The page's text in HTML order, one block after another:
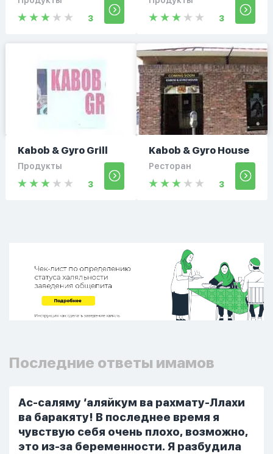
3
3
Kabob & Gyro Grill
Продукты
3
Kabob & Gyro House
Ресторан
3
Последние ответы имамов
Ас-саляму ‘аляйкум ва рахмату-Ллахи
ва баракяту! В последнее время я
чувствую себя очень плохо, возможно,
это из-за беременности. Я разбудила